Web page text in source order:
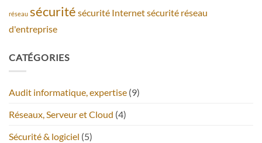
réseau sécurité sécurité Internetsécurité réseau
d'entreprise
CATÉGORIES
Audit informatique, expertise (9)
Réseaux, Serveur et Cloud (4)
Sécurité & logiciel (5)